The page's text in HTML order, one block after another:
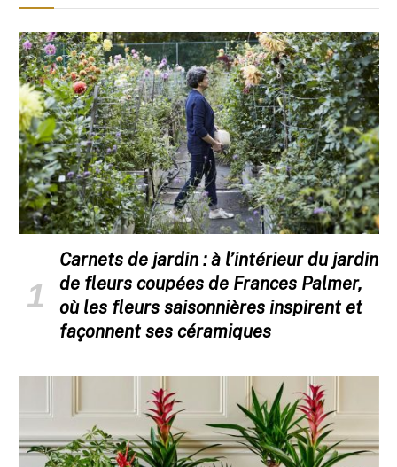
Carnets de jardin : à l’intérieur du jardin
de fleurs coupées de Frances Palmer,
où les fleurs saisonnières inspirent et
façonnent ses céramiques